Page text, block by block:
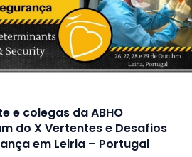
e colegas da ABHO
do X Vertentes e Desafios
em Leiria – Portugal